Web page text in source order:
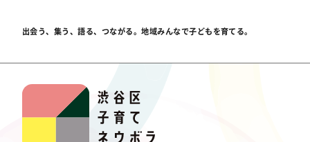
出会う、集う、語る、つながる。地域みんなで子どもを育てる。